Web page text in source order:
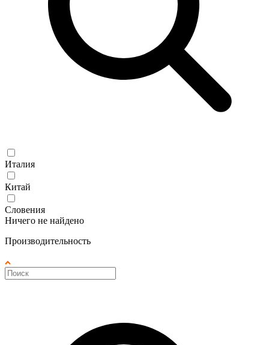
Италия
Китай
Словения
Ничего не найдено
Производительность